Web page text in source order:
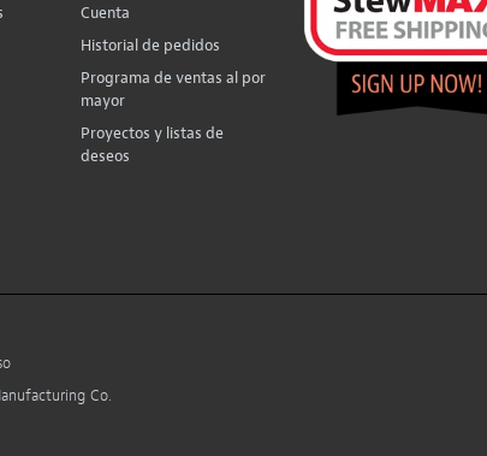
Cuenta
Historial de pedidos
Programa de ventas al por
mayor
Proyectos y listas de
deseos
Co.